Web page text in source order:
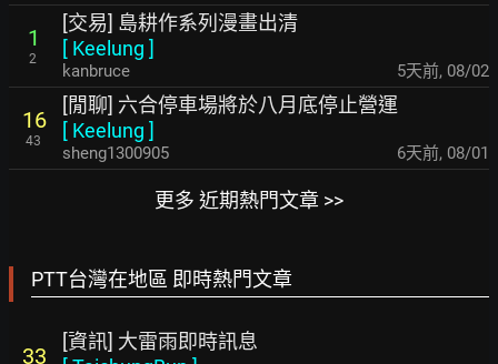
1
2
[交易] 島耕作系列漫畫出清
[ Keelung ]
kanbruce 5天前, 08/02
16
43
[閒聊] 六合停車場將於八月底停止營運
[ Keelung ]
sheng1300905 6天前, 08/01
更多 近期熱門文章 >>
PTT台灣在地區 即時熱門文章
33
[資訊] 大雷雨即時訊息